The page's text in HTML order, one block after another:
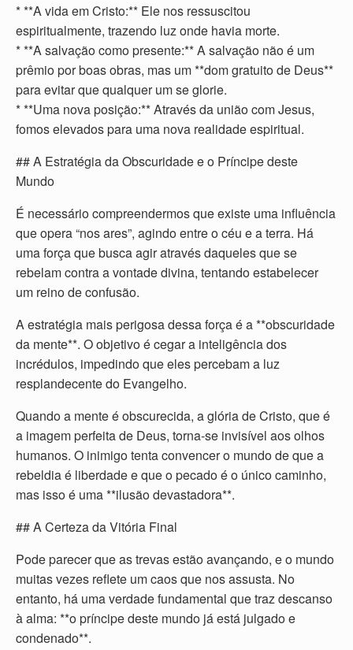
* **A vida em Cristo:** Ele nos ressuscitou
espiritualmente, trazendo luz onde havia morte.
* **A salvação como presente:** A salvação não é um
prêmio por boas obras, mas um **dom gratuito de Deus**
para evitar que qualquer um se glorie.
* **Uma nova posição:** Através da união com Jesus,
fomos elevados para uma nova realidade espiritual.
## A Estratégia da Obscuridade e o Príncipe deste
Mundo
É necessário compreendermos que existe uma influência
que opera “nos ares”, agindo entre o céu e a terra. Há
uma força que busca agir através daqueles que se
rebelam contra a vontade divina, tentando estabelecer
um reino de confusão.
A estratégia mais perigosa dessa força é a **obscuridade
da mente**. O objetivo é cegar a inteligência dos
incrédulos, impedindo que eles percebam a luz
resplandecente do Evangelho.
Quando a mente é obscurecida, a glória de Cristo, que é
a imagem perfeita de Deus, torna-se invisível aos olhos
humanos. O inimigo tenta convencer o mundo de que a
rebeldia é liberdade e que o pecado é o único caminho,
mas isso é uma **ilusão devastadora**.
## A Certeza da Vitória Final
Pode parecer que as trevas estão avançando, e o mundo
muitas vezes reflete um caos que nos assusta. No
entanto, há uma verdade fundamental que traz descanso
à alma: **o príncipe deste mundo já está julgado e
condenado**.